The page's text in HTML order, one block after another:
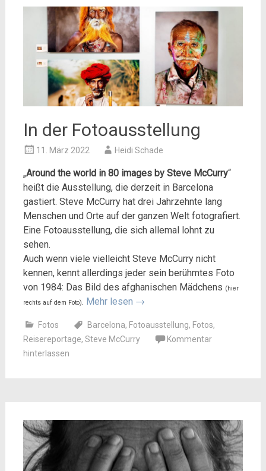
In der Fotoausstellung
11. März 2022 Heidi Schade
„Around the world in 80 images by Steve McCurry“
heißt die Ausstellung, die derzeit in Barcelona
gastiert. Steve McCurry hat drei Jahrzehnte lang
Menschen und Orte auf der ganzen Welt fotografiert.
Eine Fotoausstellung, die sich allemal lohnt zu
sehen.
Auch wenn viele vielleicht Steve McCurry nicht
kennen, kennt allerdings jeder sein berühmtes Foto
von 1984: Das Bild des afghanischen Mädchens (hier
rechts auf dem Foto). Mehr lesen →
Fotos Barcelona, Fotoausstellung, Fotos,
Reisereportage, Steve McCurry
Kommentar
hinterlassen